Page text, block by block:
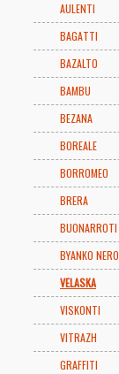
AULENTI
BAGATTI
BAZALTO
BAMBU
BEZANA
BOREALE
BORROMEO
BRERA
BUONARROTI
BYANKO NERO
VELASKA
VISKONTI
VITRAZH
GRAFFITI